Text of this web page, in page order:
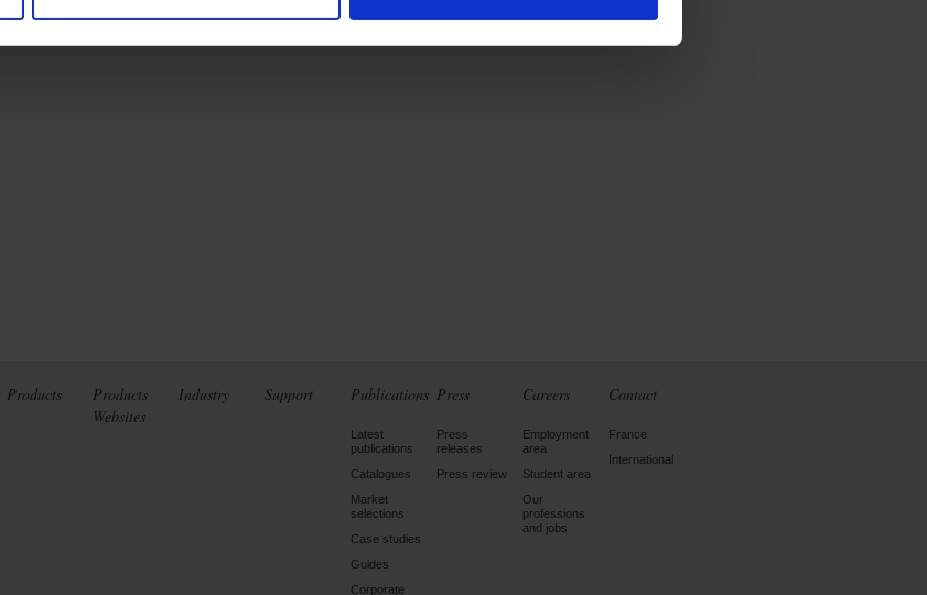
Products
Products
Websites
Industry Support Publications
Latest
publications
Catalogues
Market
selections
Case studies
Guides
Corporate
Press
Press
releases
Press review
Careers
Employment
area
Student area
Our
professions
and jobs
Contact
France
International